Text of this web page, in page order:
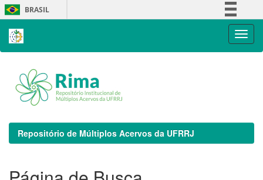
Skip
navigation
BRASIL
Repositório de Múltiplos Acervos da UFRRJ